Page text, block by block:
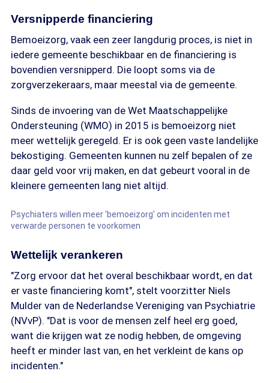
Versnipperde financiering
Bemoeizorg, vaak een zeer langdurig proces, is niet in
iedere gemeente beschikbaar en de financiering is
bovendien versnipperd. Die loopt soms via de
zorgverzekeraars, maar meestal via de gemeente.
Sinds de invoering van de Wet Maatschappelijke
Ondersteuning (WMO) in 2015 is bemoeizorg niet
meer wettelijk geregeld. Er is ook geen vaste landelijke
bekostiging. Gemeenten kunnen nu zelf bepalen of ze
daar geld voor vrij maken, en dat gebeurt vooral in de
kleinere gemeenten lang niet altijd.
Psychiaters willen meer 'bemoeizorg' om incidenten met
verwarde personen te voorkomen
Wettelijk verankeren
"Zorg ervoor dat het overal beschikbaar wordt, en dat
er vaste financiering komt", stelt voorzitter Niels
Mulder van de Nederlandse Vereniging van Psychiatrie
(NVvP). "Dat is voor de mensen zelf heel erg goed,
want die krijgen wat ze nodig hebben, de omgeving
heeft er minder last van, en het verkleint de kans op
incidenten."